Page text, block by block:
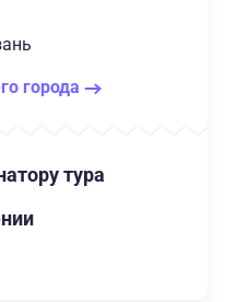
города
тура